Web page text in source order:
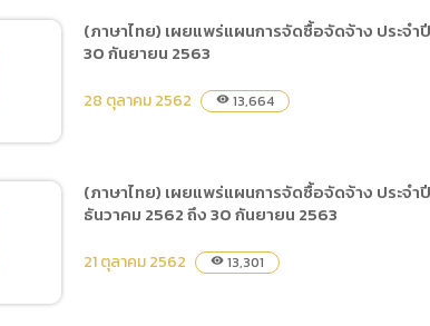
น
วยวิธี
อนิกส์
ชนะ
เนิน
การ
นท์
จาะจง
ประจำ
ชื่อ
ตว์
(ภาษาไทย) เผยแพร่แผนการจัดซื้อจัดจ้าง ประจ
30 กันยายน 2563
28 ตุลาคม 2562 visibility 13,664
(ภาษาไทย) เผยแพร่แผนการจัดซื้อจัดจ้าง ประจ
ธันวาคม 2562 ถึง 30 กันยายน 2563
21 ตุลาคม 2562 visibility 13,301